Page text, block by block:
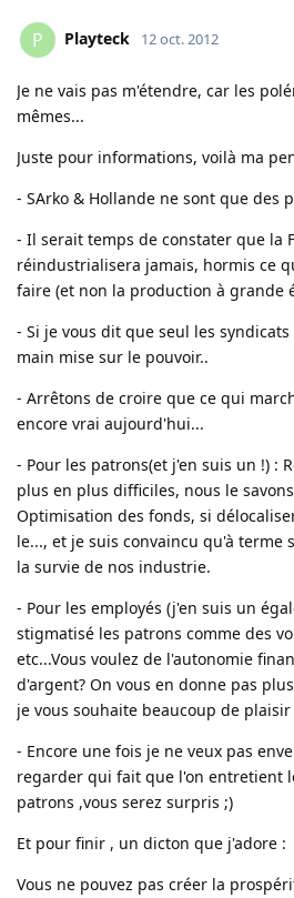
P Playteck 12 oct. 2012
Je ne vais pas m'étendre, car les
mêmes...
Juste pour informations, voilà ma
- SArko & Hollande ne sont que des
- Il serait temps de constater que la
réindustrialisera jamais, hormis ce
faire (et non la production à grande
- Si je vous dit que seul les
main mise sur le pouvoir..
- Arrêtons de croire que ce qui
encore vrai aujourd'hui...
- Pour les patrons(et j'en suis un !) :
plus en plus difficiles, nous le
Optimisation des fonds, si
le..., et je suis convaincu qu'à terme
la survie de nos industrie.
- Pour les employés (j'en suis un
stigmatisé les patrons comme des
etc...Vous voulez de l'autonomie
d'argent? On vous en donne pas
je vous souhaite beaucoup de
- Encore une fois je ne veux pas
regarder qui fait que l'on entretient
patrons ,vous serez surpris ;)
Et pour finir , un dicton que j'adore :
Vous ne pouvez pas créer la